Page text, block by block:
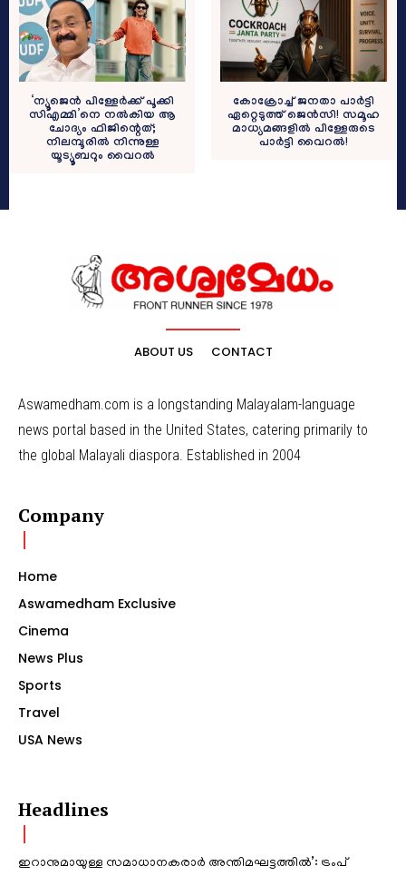
‘ന്യൂജെന്‍ പിള്ളേര്‍ക്ക് പൂക്കി
സിഎമ്മി’നെ നല്‍കിയ ആ
ചോദ്യം ഫിജിന്റെത്;
നിലമ്പൂരില്‍ നിന്നുള്ള
യൂട്യൂബറും വൈറല്‍
കോക്രോച്ച് ജനതാ പാര്‍ട്ടി
ഏറ്റെടുത്ത് ജെന്‍സി! സമൂഹ
മാധ്യമങ്ങളില്‍ പിള്ളേരുടെ
പാര്‍ട്ടി വൈറല്‍!
ABOUT US CONTACT
Aswamedham.com is a longstanding Malayalam-language
news portal based in the United States, catering primarily to
the global Malayali diaspora. Established in 2004
Company
Home
Aswamedham Exclusive
Cinema
News Plus
Sports
Travel
USA News
Headlines
ഇറാനുമായുള്ള സമാധാനകരാർ അന്തിമഘട്ടത്തിൽ‌’: ട്രംപ്